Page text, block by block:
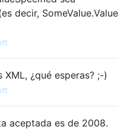
decir, SomeValue.Value
XML, ¿qué esperas? ;-)
aceptada es de 2008.